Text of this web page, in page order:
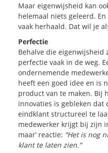
Maar eigenwijsheid kan
helemaal niets geleerd.
vaak herhaald. Dat wil je
Perfectie
Behalve die eigenwijsheid
perfectie vaak in de weg.
ondernemende
heeft een goed idee en is
product van te maken. Bij
innovaties is gebleken dat
eindklant structureel te
medewerker krijgt bij zijn
maar’ reactie: “Het is nog
klant te laten zien.”